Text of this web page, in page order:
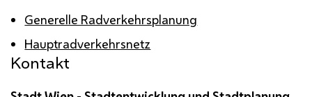
Generelle Radverkehrsplanung
Hauptradverkehrsnetz
Kontakt